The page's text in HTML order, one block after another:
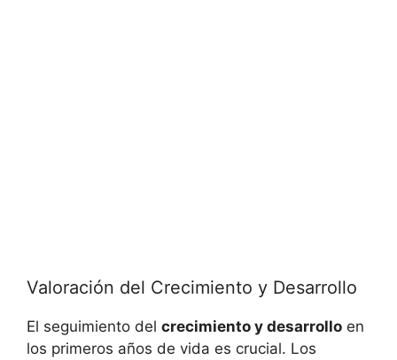
Valoración del Crecimiento y Desarrollo
El seguimiento del crecimiento y desarrollo en
los primeros años de vida es crucial. Los